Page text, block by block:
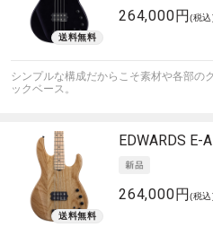
264,000円(税込
シンプルな構成だからこそ素材や各部の
ックベース。
EDWARDS E-
264,000円(税込